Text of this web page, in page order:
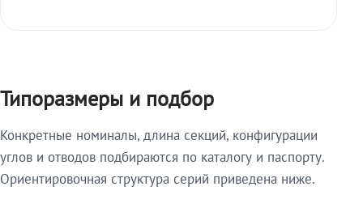
Типоразмеры и подбор
Конкретные номиналы, длина секций, конфигурации
углов и отводов подбираются по каталогу и паспорту.
Ориентировочная структура серий приведена ниже.